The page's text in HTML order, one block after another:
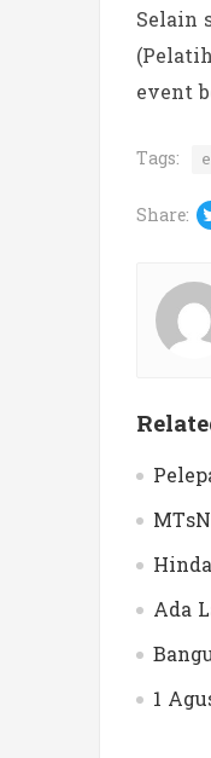
Selain
event
Tags:
Share:
Ada
1